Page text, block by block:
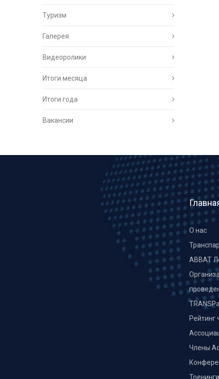
Туризм
Галерея
Видеоролики
Итоги месяца
Итоги года
Вакансии
О нас
ABBAT
Рейтинг
Члены
Тренинги